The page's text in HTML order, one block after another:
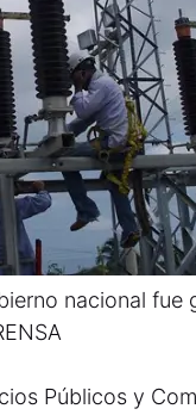
nacional fue
Públicos y